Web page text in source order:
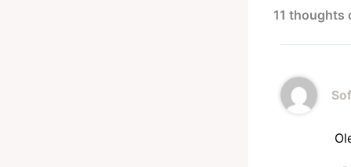
11 thoughts